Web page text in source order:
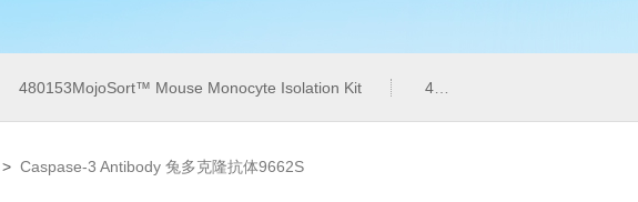
480153MojoSort™ Mouse Monocyte Isolation Kit 480173MojoSort™ Magnet 50mL 磁分选磁力架
> Caspase-3 Antibody 兔多克隆抗体9662S